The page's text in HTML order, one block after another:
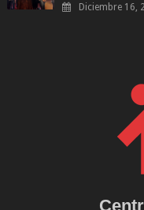
Diciembre 16,